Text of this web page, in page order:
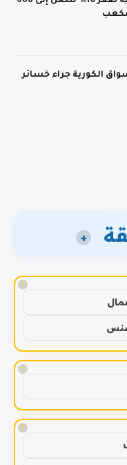
مكعب
الكورية جراء خسائر
+
!
!
!